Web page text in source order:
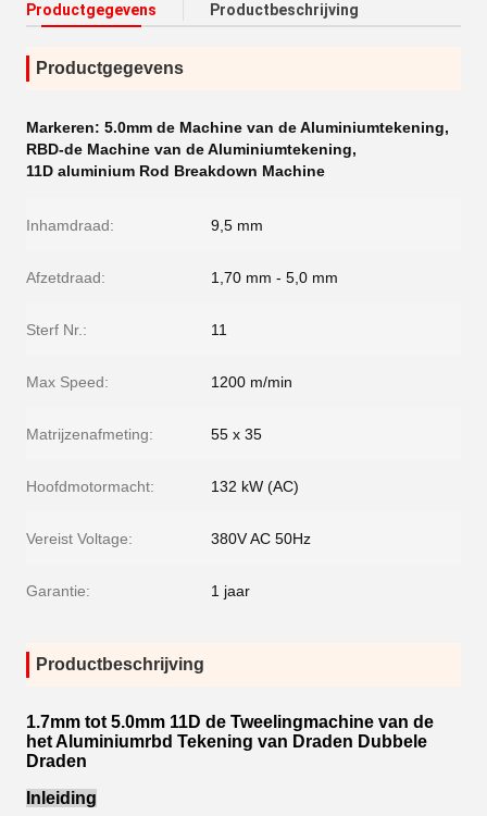
Productgegevens Productbeschrijving
Productgegevens
Markeren: 5.0mm de Machine van de Aluminiumtekening,
RBD-de Machine van de Aluminiumtekening,
11D aluminium Rod Breakdown Machine
Inhamdraad: 9,5 mm
Afzetdraad: 1,70 mm - 5,0 mm
Sterf Nr.: 11
Max Speed: 1200 m/min
Matrijzenafmeting: 55 x 35
Hoofdmotormacht: 132 kW (AC)
Vereist Voltage: 380V AC 50Hz
Garantie: 1 jaar
Productbeschrijving
1.7mm tot 5.0mm 11D de Tweelingmachine van de
het Aluminiumrbd Tekening van Draden Dubbele
Draden
Inleiding